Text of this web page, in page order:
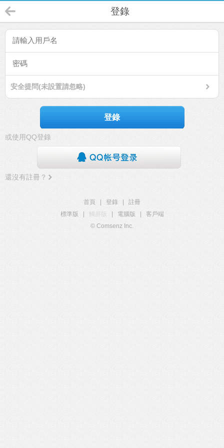
登錄
安全提問(未設置請忽略)
登錄
或使用QQ登錄
還沒有註冊？
首頁 登錄
註冊
標準版
觸屏版 電腦版
客戶端
© Comsenz Inc.